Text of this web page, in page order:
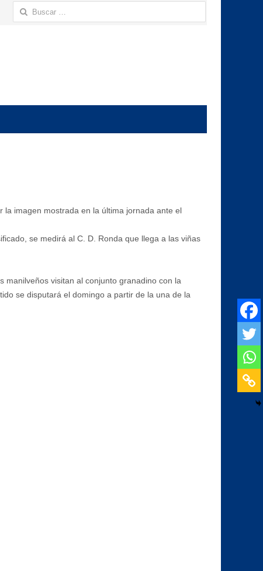
Buscar:
la imagen mostrada en la última jornada ante el
se medirá al C. D. Ronda que llega a las viñas
manilveños visitan al conjunto granadino con la
se disputará el domingo a partir de la una de la